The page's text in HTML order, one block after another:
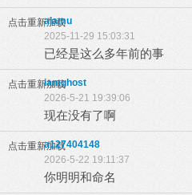
点击重新加载
alamu
2025-11-29 15:03:31
已经是这么多年前的事
点击重新加载iamghost
2026-5-21 19:39:06
现在没有了啊
点击重新加载a127404148
2026-5-22 19:11:37
你明明和命名